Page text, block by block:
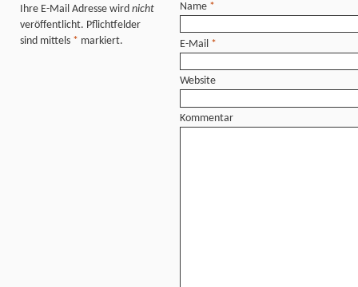
Ihre E-Mail Adresse wird nicht
veröffentlicht. Pflichtfelder
sind mittels * markiert.
Name *
E-Mail *
Website
Kommentar